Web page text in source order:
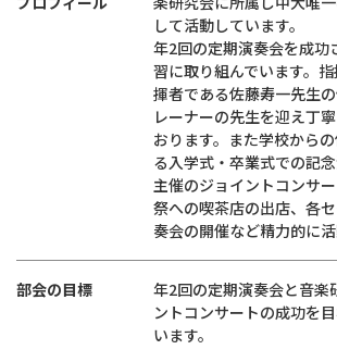
して活動しています。
年2回の定期演奏会を成功
習に取り組んでいます。
揮者である佐藤寿一先生
レーナーの先生を迎え丁
おります。また学校から
る入学式・卒業式での記
主催のジョイントコンサ
祭への喫茶店の出店、各
奏会の開催など精力的に活
部会の目標
年2回の定期演奏会と音楽
ントコンサートの成功を
います。